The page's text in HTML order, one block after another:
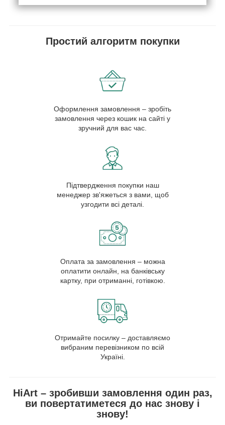
Простий алгоритм покупки
Оформлення замовлення – зробіть
замовлення через кошик на сайті у
зручний для вас час.
Підтвердження покупки наш
менеджер зв'яжеться з вами, щоб
узгодити всі деталі.
Оплата за замовлення – можна
оплатити онлайн, на банківську
картку, при отриманні, готівкою.
Отримайте посилку – доставляємо
вибраним перевізником по всій
Україні.
HiArt – зробивши замовлення один раз,
ви повертатиметеся до нас знову і
знову!